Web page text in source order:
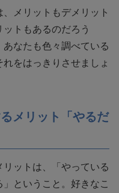
メリットもデメリット
トもあるのだろう
なたも色々調べている
をはっきりさせましょ
メリット「やるだ
ットは、「やっている
ということ。好きなこ